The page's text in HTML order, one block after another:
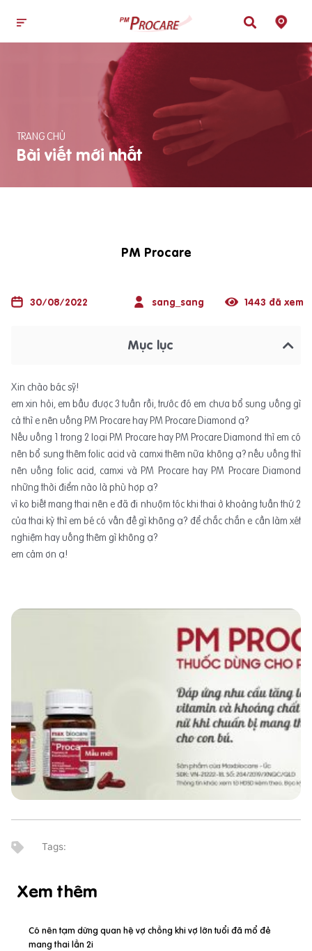
TRANG CHỦ
Bài viết mới nhất
PM Procare
30/08/2022 sang_sang 1443 đã xem
Mục lục
Xin chào bác sỹ!
em xin hỏi, em bầu được 3 tuần rồi, trước đó em chưa bổ sung uống gì
cả thì e nên uống PM Procare hay PM Procare Diamond ạ?
Nếu uống 1 trong 2 loại PM Procare hay PM Procare Diamond thì em có
nên bổ sung thêm folic acid và camxi thêm nữa không ạ? nếu uống thì
nên uống folic acid, camxi và PM Procare hay PM Procare Diamond
những thời điểm nào là phù hợp ạ?
vì ko biết mang thai nên e đã đi nhuộm tóc khi thai ở khoảng tuần thứ 2
của thai kỳ thì em bé có vấn đề gì không ạ? để chắc chắn e cần làm xét
nghiệm hay uống thêm gì không ạ?
em cảm ơn ạ!
Xem thêm
Có nên tạm dừng quan hệ vợ chồng khi vợ lớn tuổi đã mổ đẻ
mang thai lần 2i